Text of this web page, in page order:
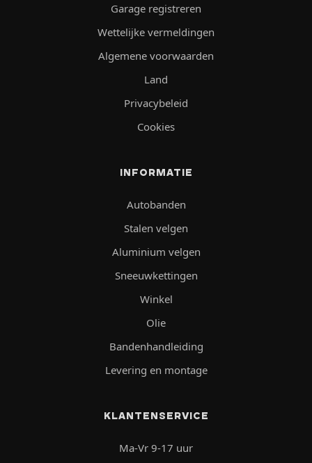
Garage registreren
Wettelijke vermeldingen
Algemene voorwaarden
Land
Privacybeleid
Cookies
INFORMATIE
Autobanden
Stalen velgen
Aluminium velgen
Sneeuwkettingen
Winkel
Olie
Bandenhandleiding
Levering en montage
KLANTENSERVICE
Ma-Vr 9-17 uur